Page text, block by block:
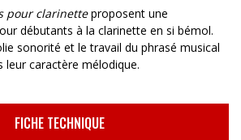
pour clarinetteproposent une
débutants à la clarinette en si bémol.
sonorité et le travail du phrasé musical
leur caractère mélodique.
FICHE TECHNIQUE